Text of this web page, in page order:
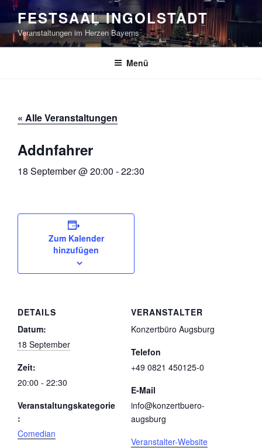
Zum
Inhalt
springen
FESTSAAL INGOLSTADT
Veranstaltungen im Herzen Bayerns
Menü
« Alle Veranstaltungen
Addnfahrer
18 September @ 20:00 -22:30
Zum Kalender
hinzufügen
DETAILS
Datum:
18 September
Zeit:
20:00 - 22:30
Veranstaltungskategorie
:
Comedian
VERANSTALTER
Konzertbüro Augsburg
Telefon
+49 0821 450125-0
E-Mail
info@konzertbuero-
augsburg
Veranstalter-Website